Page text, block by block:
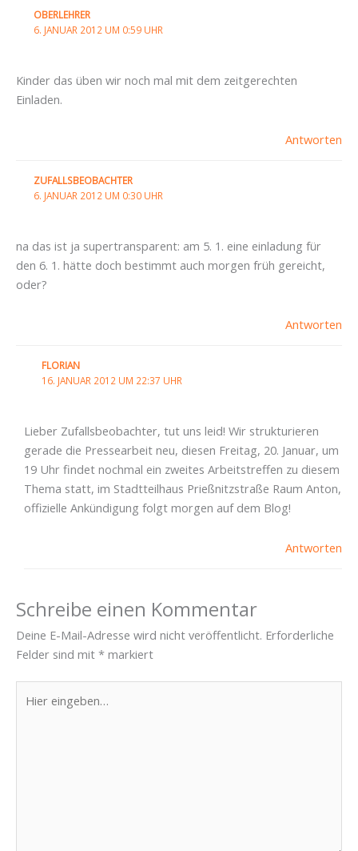
OBERLEHRER
6. JANUAR 2012 UM 0:59 UHR
Kinder das üben wir noch mal mit dem zeitgerechten
Einladen.
Antworten
ZUFALLSBEOBACHTER
6. JANUAR 2012 UM 0:30 UHR
na das ist ja supertransparent: am 5. 1. eine einladung für
den 6. 1. hätte doch bestimmt auch morgen früh gereicht,
oder?
Antworten
FLORIAN
16. JANUAR 2012 UM 22:37 UHR
Lieber Zufallsbeobachter, tut uns leid! Wir strukturieren
gerade die Pressearbeit neu, diesen Freitag, 20. Januar, um
19 Uhr findet nochmal ein zweites Arbeitstreffen zu diesem
Thema statt, im Stadtteilhaus Prießnitzstraße Raum Anton,
offizielle Ankündigung folgt morgen auf dem Blog!
Antworten
Schreibe einen Kommentar
Deine E-Mail-Adresse wird nicht veröffentlicht. Erforderliche
Felder sind mit * markiert
eingeben…